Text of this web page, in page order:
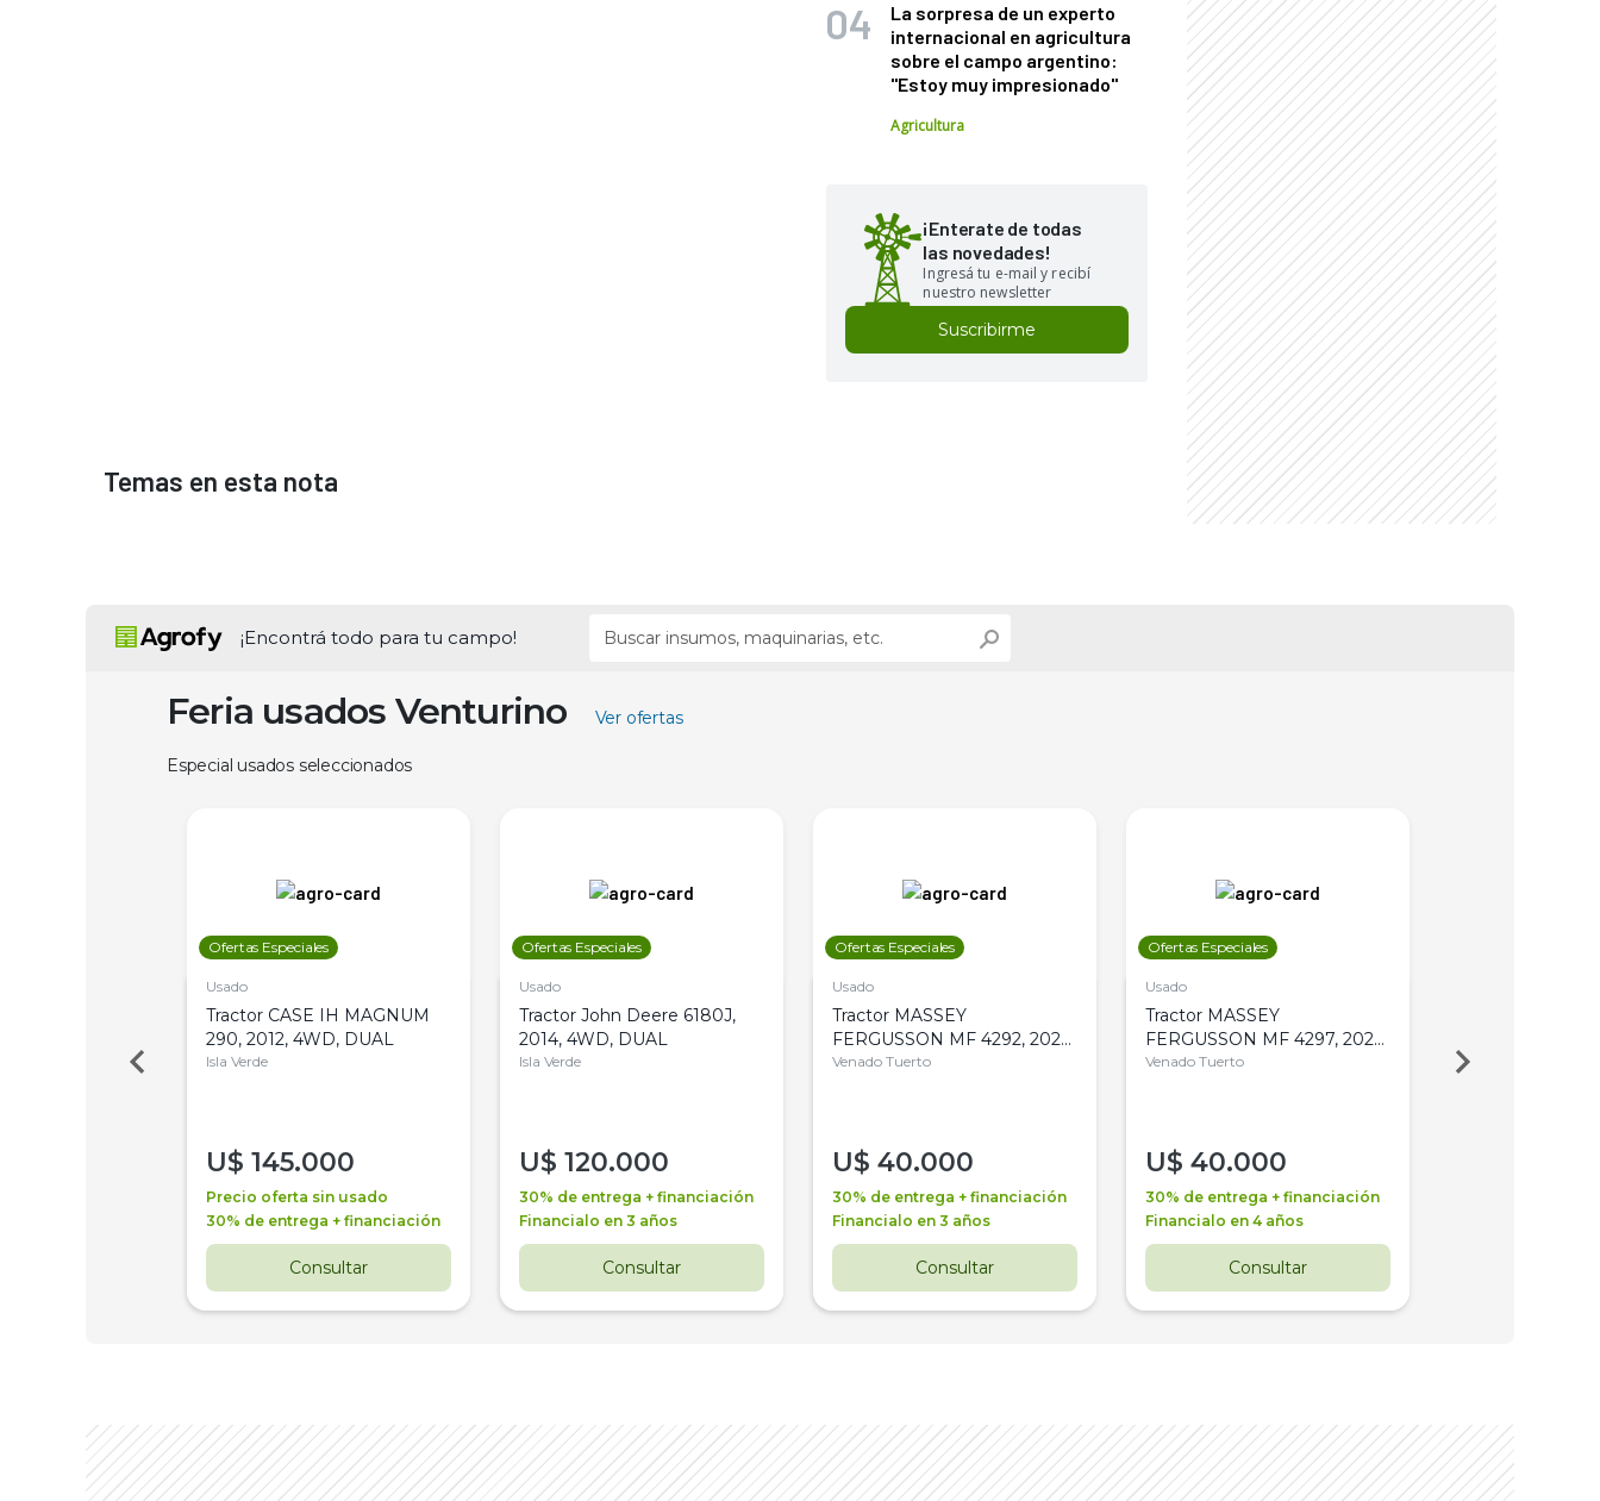
La sorpresa de un experto
internacional en agricultura
sobre el campo argentino:
"Estoy muy impresionado"
Agricultura
¡Enterate de todas
las novedades!
Ingresá tu e-mail y recibí
nuestro newsletter
Suscribirme
Temas en esta nota
¡Encontrá todo para tu campo!
Feria usados Venturino Ver ofertas
Especial usados seleccionados
Ofertas Especiales
Usado
Tractor CASE IH MAGNUM
290, 2012, 4WD, DUAL
Isla Verde
U$ 145.000
Precio oferta sin usado
30% de entrega + financiación
Consultar
Ofertas Especiales
Usado
Tractor John Deere 6180J,
2014, 4WD, DUAL
Isla Verde
U$ 120.000
30% de entrega + financiación
Financialo en 3 años
Consultar
Ofertas Especiales
Usado
Tractor MASSEY
FERGUSSON MF 4292, 2020,
4WD, PATON
Venado Tuerto
U$ 40.000
30% de entrega + financiación
Financialo en 3 años
Consultar
Ofertas Especiales
Usado
Tractor MASSEY
FERGUSSON MF 4297, 2020,
4WD, PATON
Venado Tuerto
U$ 40.000
30% de entrega + financiación
Financialo en 4 años
Consultar
Venado Tuerto